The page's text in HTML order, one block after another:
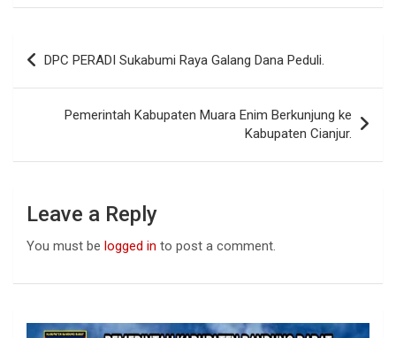
ce
b
o
o
at
s
A
p
ke
n
Post
navigation
DPC PERADI Sukabumi Raya Galang Dana Peduli.
Pemerintah Kabupaten Muara Enim Berkunjung ke
Kabupaten Cianjur.
Leave a Reply
You must be logged in to post a comment.